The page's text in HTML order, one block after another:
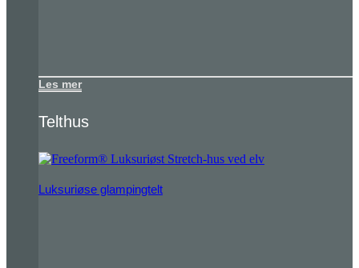
Les mer
Telthus
Luksuriøse glampingtelt